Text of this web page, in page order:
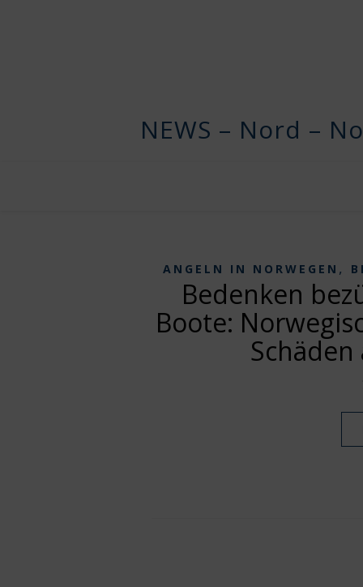
NEWS – Nord –
ANGELN IN NORWEGEN ,
Bedenken
Boote: